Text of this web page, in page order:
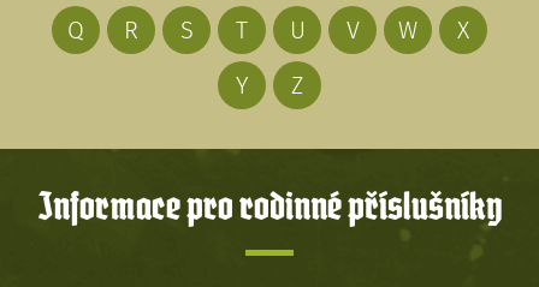
Q
R S T U V W
X
Y
Z
Informace pro rodinné příslušníky